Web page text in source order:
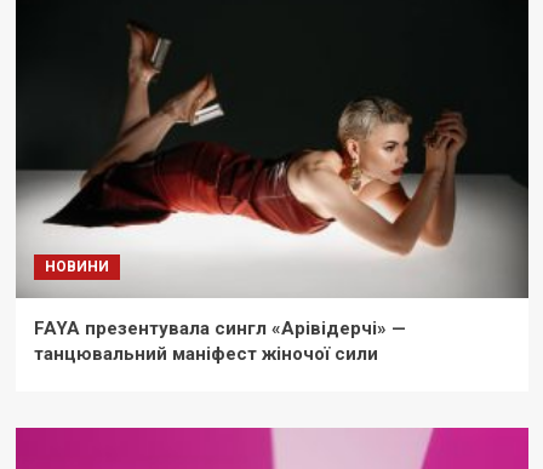
НОВИНИ
FAYA презентувала сингл «Арівідерчі» —
танцювальний маніфест жіночої сили